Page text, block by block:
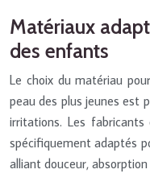
Matériaux
des enfants
Le choix du matériau
peau des plus jeunes est
irritations. Les
spécifiquement adaptés
alliant douceur,